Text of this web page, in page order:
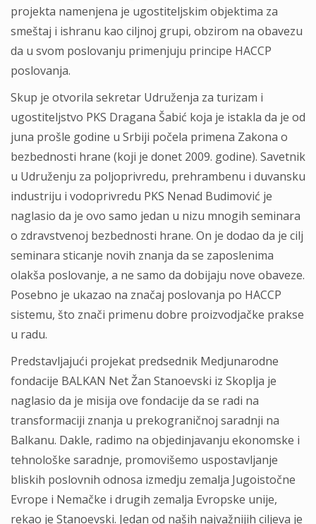
projekta namenjena je ugostiteljskim objektima za
smeštaj i ishranu kao ciljnoj grupi, obzirom na obavezu
da u svom poslovanju primenjuju principe HACCP
poslovanja.
Skup je otvorila sekretar Udruženja za turizam i
ugostiteljstvo PKS Dragana Šabić koja je istakla da je od
juna prošle godine u Srbiji počela primena Zakona o
bezbednosti hrane (koji je donet 2009. godine). Savetnik
u Udruženju za poljoprivredu, prehrambenu i duvansku
industriju i vodoprivredu PKS Nenad Budimović je
naglasio da je ovo samo jedan u nizu mnogih seminara
o zdravstvenoj bezbednosti hrane. On je dodao da je cilj
seminara sticanje novih znanja da se zaposlenima
olakša poslovanje, a ne samo da dobijaju nove obaveze.
Posebno je ukazao na značaj poslovanja po HACCP
sistemu, što znači primenu dobre proizvodjačke prakse
u radu.
Predstavljajući projekat predsednik Medjunarodne
fondacije BALKAN Net Žan Stanoevski iz Skoplja je
naglasio da je misija ove fondacije da se radi na
transformaciji znanja u prekograničnoj saradnji na
Balkanu. Dakle, radimo na objedinjavanju ekonomske i
tehnološke saradnje, promovišemo uspostavljanje
bliskih poslovnih odnosa izmedju zemalja Jugoistočne
Evrope i Nemačke i drugih zemalja Evropske unije,
rekao je Stanoevski. Jedan od naših najvažnijih ciljeva je